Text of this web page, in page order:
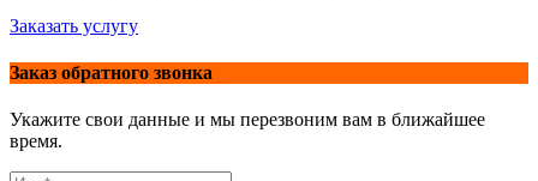
Заказать услугу
Заказ обратного звонка
Укажите свои данные и мы перезвоним вам в ближайшее
время.